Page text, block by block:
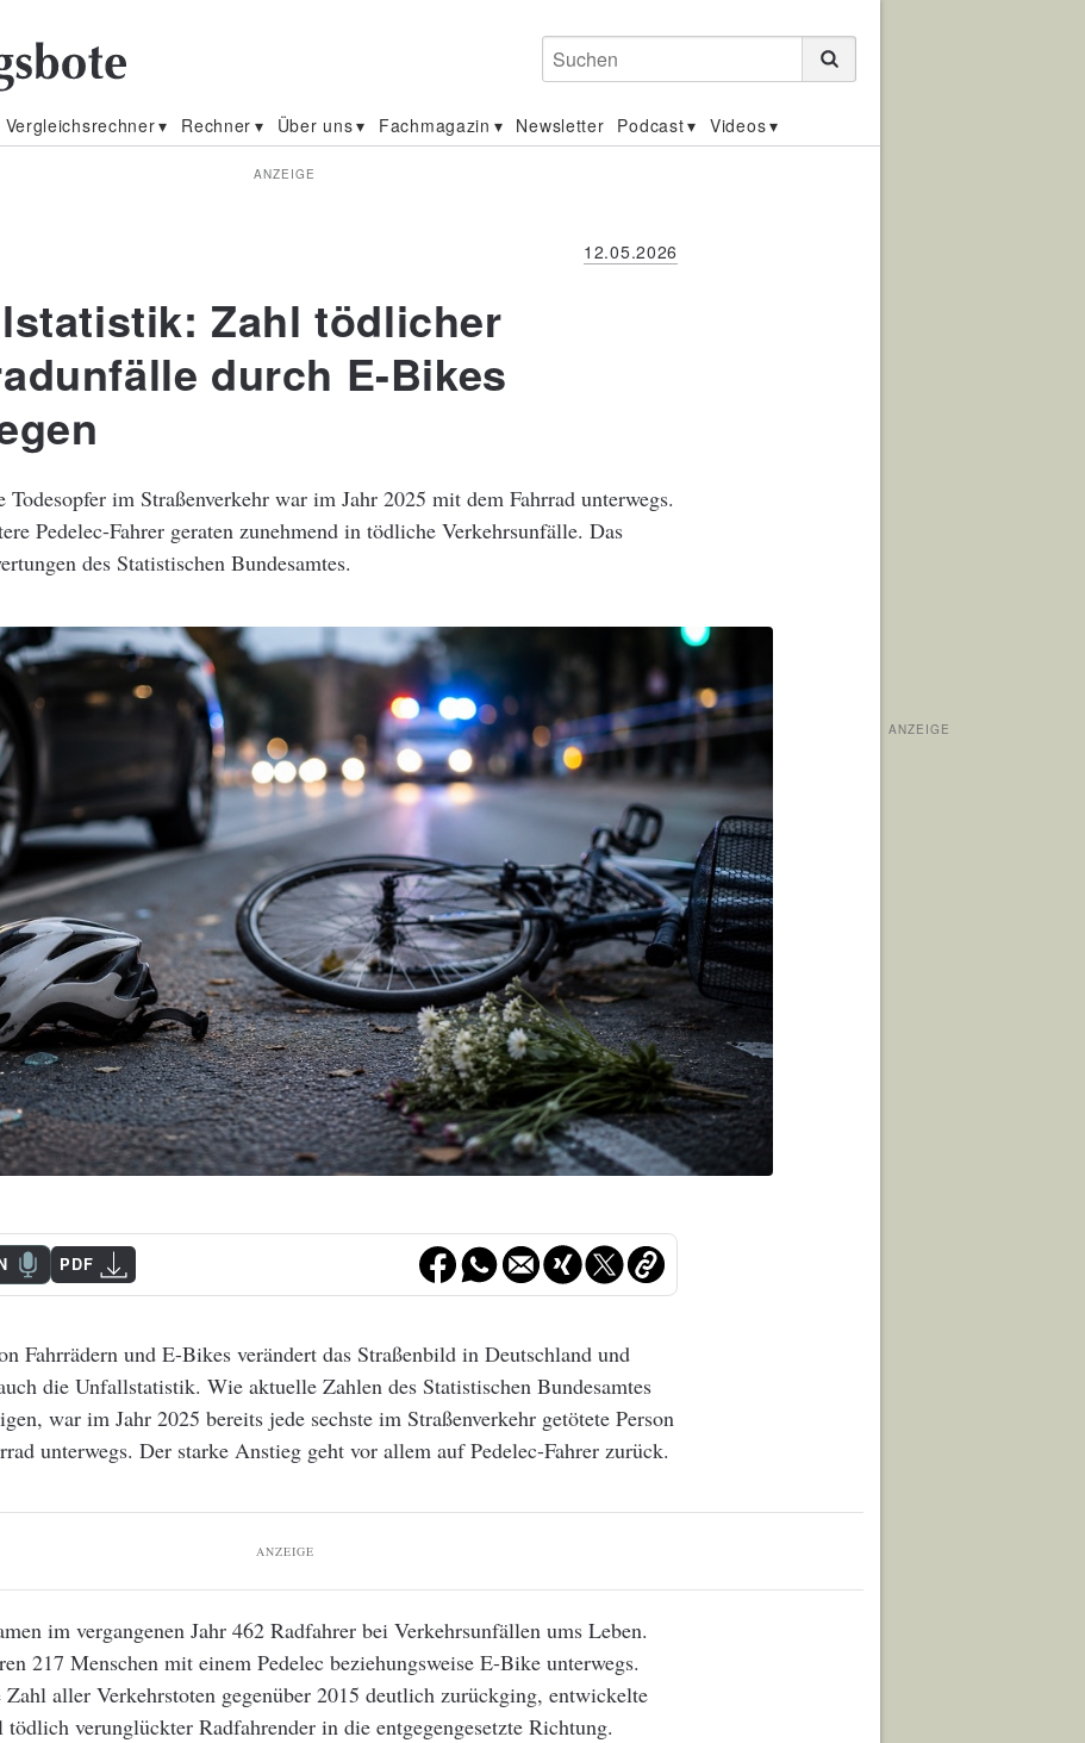
Suchen
Vergleichsrechner Rechner Über uns Fachmagazin Newsletter Podcast Videos
ANZEIGE
12.05.2026
Zahl tödlicher
durch E-Bikes
Todesopfer im Straßenverkehr war im Jahr 2025 mit dem Fahrrad unterwegs.
Pedelec-Fahrer geraten zunehmend in tödliche Verkehrsunfälle. Das
des Statistischen Bundesamtes.
PDF
Fahrrädern und E-Bikes verändert das Straßenbild in Deutschland und
die Unfallstatistik. Wie aktuelle Zahlen des Statistischen Bundesamtes
war im Jahr 2025 bereits jede sechste im Straßenverkehr getötete Person
unterwegs. Der starke Anstieg geht vor allem auf Pedelec-Fahrer zurück.
ANZEIGE
im vergangenen Jahr 462 Radfahrer bei Verkehrsunfällen ums Leben.
217 Menschen mit einem Pedelec beziehungsweise E-Bike unterwegs.
Zahl aller Verkehrstoten gegenüber 2015 deutlich zurückging, entwickelte
tödlich verunglückter Radfahrender in die entgegengesetzte Richtung.
ANZEIGE